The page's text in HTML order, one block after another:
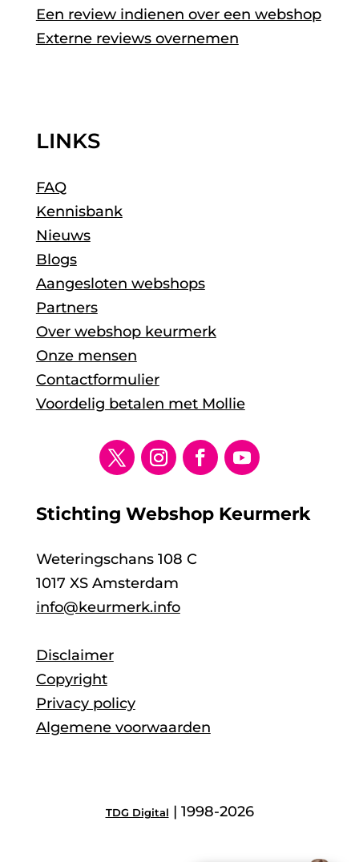
Een review indienen over een webshop
Externe reviews overnemen
LINKS
FAQ
Kennisbank
Nieuws
Blogs
Aangesloten webshops
Partners
Over webshop keurmerk
Onze mensen
Contactformulier
Voordelig betalen met Mollie
Stichting Webshop Keurmerk
Weteringschans 108 C
1017 XS Amsterdam
info@keurmerk.info
Disclaimer
Copyright
Privacy policy
Algemene voorwaarden
TDG Digital | 1998-2026